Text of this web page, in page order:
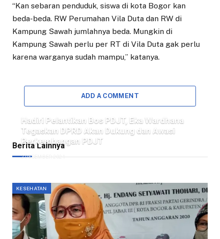
“Kan sebaran penduduk, siswa di kota Bogor kan
beda-beda. RW Perumahan Vila Duta dan RW di
Kampung Sawah jumlahnya beda. Mungkin di
Kampung Sawah perlu per RT di Vila Duta gak perlu
karena warganya sudah mampu,” katanya.
ADD A COMMENT
Berita Lainnya
Hadiri Pelantikan Bos PDJT, Eka Wardhana
Tegaskan DPRD Akan Dukung dan Awasi
Perkembangan PDJT
2 DESEMBER 2021
KESEHATAN